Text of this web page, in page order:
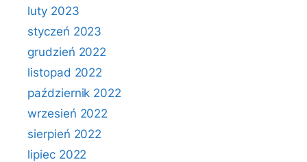
luty 2023
styczeń 2023
grudzień 2022
listopad 2022
październik 2022
wrzesień 2022
sierpień 2022
lipiec 2022